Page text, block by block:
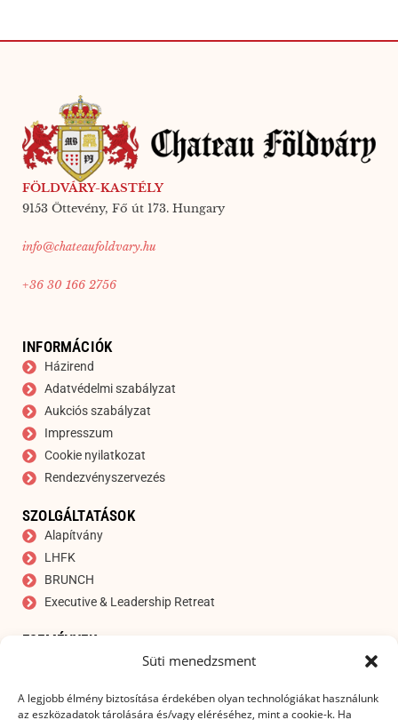
Süti menedzsment
A legjobb élmény biztosítása érdekében olyan technológiákat használunk
az eszközadatok tárolására és/vagy eléréséhez, mint a cookie-k. Ha
FÖLDVÁRY-KASTÉLY
9153 Öttevény, Fő út 173. Hungary
info@chateaufoldvary.hu
+36 30 166 2756
INFORMÁCIÓK
Házirend
Adatvédelmi szabályzat
Aukciós szabályzat
Impresszum
Cookie nyilatkozat
Rendezvényszervezés
SZOLGÁLTATÁSOK
Alapítvány
LHFK
BRUNCH
Executive & Leadership Retreat
ESEMÉNYEK
IRATKOZZON FEL HÍRLEVELÜNKRE
E-mail cím*